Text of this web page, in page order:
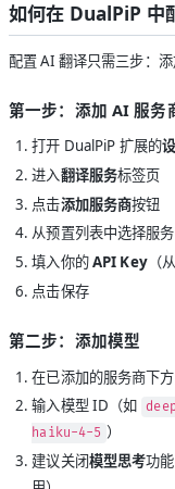
如何在 DualPiP 中
配置 AI 翻译只需三步：
第一步：添加 AI 服务
打开 DualPiP 扩展的
进入翻译服务标签页
点击添加服务商按钮
从预置列表中选择服
填入你的API Key（
点击保存
第二步：添加模型
在已添加的服务商下
输入模型 ID（如
haiku-4-5 ）
建议关闭模型思考功